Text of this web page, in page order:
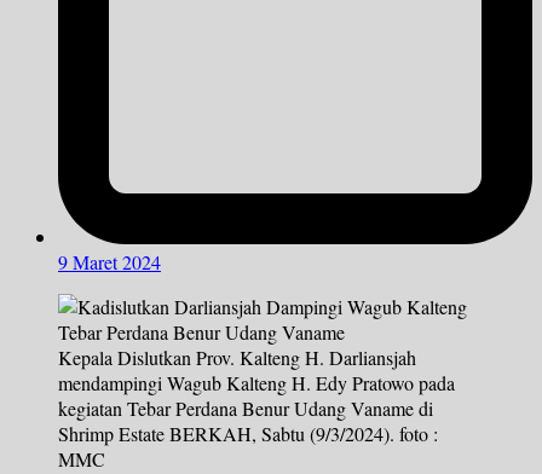
9 Maret 2024
Kepala Dislutkan Prov. Kalteng H. Darliansjah
mendampingi Wagub Kalteng H. Edy Pratowo pada
kegiatan Tebar Perdana Benur Udang Vaname di
Shrimp Estate BERKAH, Sabtu (9/3/2024). foto :
MMC